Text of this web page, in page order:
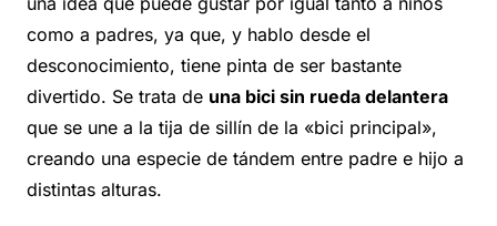
como a padres, ya que, y hablo desde el
desconocimiento, tiene pinta de ser bastante
divertido. Se trata de una bici sin rueda delantera
que se une a la tija de sillín de la «bici principal»,
creando una especie de tándem entre padre e hijo a
distintas alturas.